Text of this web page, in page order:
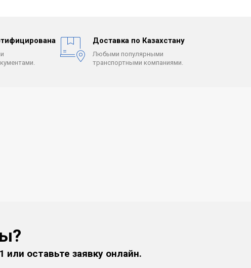
Доставка по Казахстану
Любыми популярными
транспортными компаниями.
или оставьте заявку онлайн.